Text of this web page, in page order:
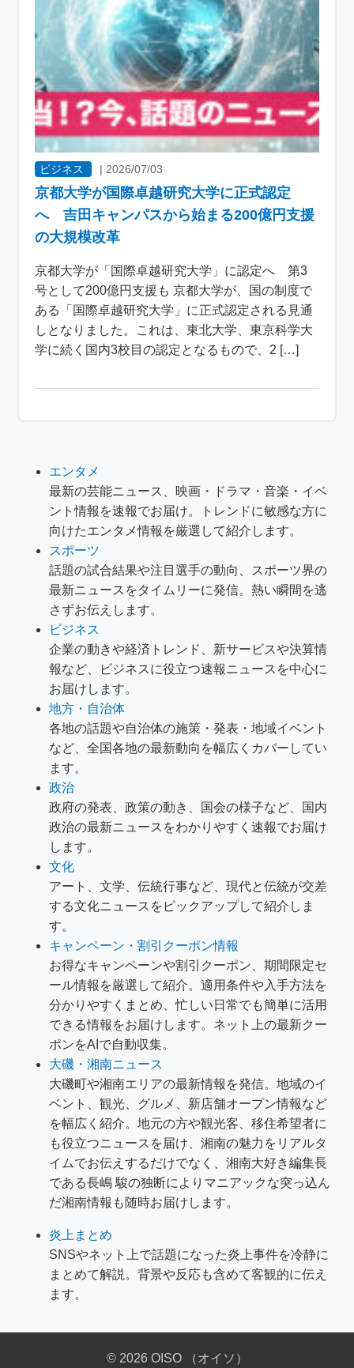
ビジネス | 2026/07/03
京都大学が国際卓越研究大学に正式認定
へ 吉田キャンパスから始まる200億円支援
の大規模改革
京都大学が「国際卓越研究大学」に認定へ 第3
号として200億円支援も 京都大学が、国の制度で
ある「国際卓越研究大学」に正式認定される見通
しとなりました。これは、東北大学、東京科学大
学に続く国内3校目の認定となるもので、2 […]
エンタメ
最新の芸能ニュース、映画・ドラマ・音楽・イベ
ント情報を速報でお届け。トレンドに敏感な方に
向けたエンタメ情報を厳選して紹介します。
スポーツ
話題の試合結果や注目選手の動向、スポーツ界の
最新ニュースをタイムリーに発信。熱い瞬間を逃
さずお伝えします。
ビジネス
企業の動きや経済トレンド、新サービスや決算情
報など、ビジネスに役立つ速報ニュースを中心に
お届けします。
地方・自治体
各地の話題や自治体の施策・発表・地域イベント
など、全国各地の最新動向を幅広くカバーしてい
ます。
政治
政府の発表、政策の動き、国会の様子など、国内
政治の最新ニュースをわかりやすく速報でお届け
します。
文化
アート、文学、伝統行事など、現代と伝統が交差
する文化ニュースをピックアップして紹介しま
す。
キャンペーン・割引クーポン情報
お得なキャンペーンや割引クーポン、期間限定セ
ール情報を厳選して紹介。適用条件や入手方法を
分かりやすくまとめ、忙しい日常でも簡単に活用
できる情報をお届けします。ネット上の最新クー
ポンをAIで自動収集。
大磯・湘南ニュース
大磯町や湘南エリアの最新情報を発信。地域のイ
ベント、観光、グルメ、新店舗オープン情報など
を幅広く紹介。地元の方や観光客、移住希望者に
も役立つニュースを届け、湘南の魅力をリアルタ
イムでお伝えするだけでなく、湘南大好き編集長
である長嶋 駿の独断によりマニアックな突っ込ん
だ湘南情報も随時お届けします。
炎上まとめ
SNSやネット上で話題になった炎上事件を冷静に
まとめて解説。背景や反応も含めて客観的に伝え
ます。
© 2026 OISO （オイソ）